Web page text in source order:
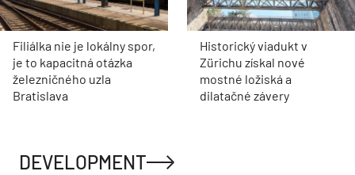
Filiálka nie je lokálny spor,
je to kapacitná otázka
železničného uzla
Bratislava
Historický viadukt v
Zürichu získal nové
mostné ložiská a
dilatačné závery
DEVELOPMENT